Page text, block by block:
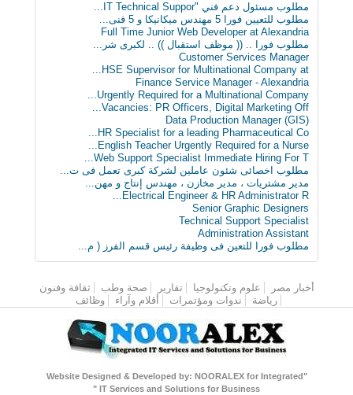
مطلوب مسئول دعم فني "IT Technical Suppor...
مطلوب للتعيين فورا 5 مهندس ميكانيكا و 5 فنى...
Full Time Junior Web Developer at Alexandria
مطلوب‬ فورا .. (( موظف استقبال )) .. لكبرى شر...
Customer Services Manager
HSE Supervisor for Multinational Company at...
Finance Service Manager - Alexandria
Urgently Required for a Multinational Company...
Vacancies: PR Officers, Digital Marketing Off...
Data Production Manager (GIS)
HR Specialist for a leading Pharmaceutical Co...
English Teacher Urgently Required for a Nurse...
Web Support Specialist Immediate Hiring For T...
مطلوب اخصائى شئون عاملين لشركة كبرى تعمل فى ت...
مدير مشتريات ، مدير مخازن ، مهندس إنتاج و مهن...
Electrical Engineer & HR Administrator R...
Senior Graphic Designers
Technical Support Specialist
Administration Assistant
مطلوب فورا للتعين فى وظيفة رئيس قسم الفرز ( م...
القائمة الرئيسية
أخبار مصر علوم وتكنولوجيا تقارير صحة وطب
ثقافة وفنون
رياضة
ندوات ومؤتمرات أقلام وآراء وظائف
"Website Designed & Developed by: NOORALEX for Integrated
IT Services and Solutions for Business "